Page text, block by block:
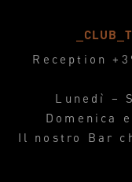
Reception
Lunedì –
Domenica
Il nostro Bar